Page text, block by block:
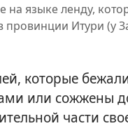
на языке ленду,
провинции Итури (у
которые
или сожжены
части